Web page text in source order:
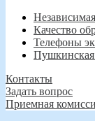
Качество
Телефоны
Пушкинская
Контакты
Задать вопрос
Приемная